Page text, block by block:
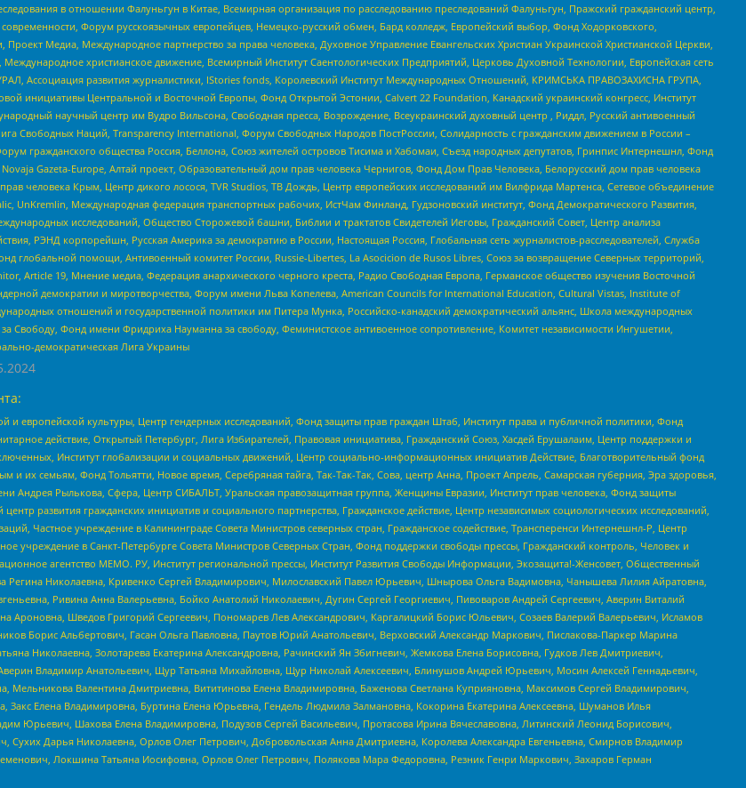
в отношении Фалуньгун в Китае, Всемирная организация по расследованию преследований Фалуньгун, Пражский гражданский центр,
Форум русскоязычных европейцев, Немецко-русский обмен, Бард колледж, Европейский выбор, Фонд Ходорковского,
Медиа, Международное партнерство за права человека, Духовное Управление Евангельских Христиан Украинской Христианской Церкви,
христианское движение, Всемирный Институт Саентологических Предприятий, Церковь Духовной Технологии, Европейская сеть
Ассоциация развития журналистики, IStories fonds, Королевский Институт Международных Отношений, КРИМСЬКА ПРАВОЗАХИСНА ГРУПА,
инициативы Центральной и Восточной Европы, Фонд Открытой Эстонии, Calvert 22 Foundation, Канадский украинский конгресс, Институт
научный центр им Вудро Вильсона, Свободная пресса, Возрождение, Всеукраинский духовный центр , Риддл, Русский антивоенный
Свободных Наций, Transparеncy International, Форум Свободных Народов ПостРоссии, Солидарность с гражданским движением в России –
гражданского общества Россия, Беллона, Союз жителей островов Тисима и Хабомаи, Съезд народных депутатов, Гринпис Интернешнл, Фонд
Gazeta-Europe, Алтай проект, Образовательный дом прав человека Чернигов, Фонд Дом Прав Человека, Белорусский дом прав человека
человека Крым, Центр дикого лосося, TVR Studios, ТВ Дождь, Центр европейских исследований им Вилфрида Мартенса, Сетевое объединение
UnKremlin, Международная федерация транспортных рабочих, ИстЧам Финланд, Гудзоновский институт, Фонд Демократического Развития,
исследований, Общество Сторожевой башни, Библии и трактатов Свидетелей Иеговы, Гражданский Совет, Центр анализа
РЭНД корпорейшн, Русская Америка за демократию в России, Настоящая Россия, Глобальная сеть журналистов-расследователей, Служба
глобальной помощи, Антивоенный комитет России, Russie-Libertes, La Asocicion de Rusos Libres, Союз за возвращение Северных территорий,
Article 19, Мнение медиа, Федерация анархического черного креста, Радио Свободная Европа, Германское общество изучения Восточной
демократии и миротворчества, Форум имени Льва Копелева, American Councils for International Education, Cultural Vistas, Institute of
отношений и государственной политики им Питера Мунка, Российско-канадский демократический альянс, Школа международных
Фонд имени Фридриха Науманна за свободу, Феминистское антивоенное сопротивление, Комитет независимости Ингушетии,
демократическая Лига Украины
европейской культуры, Центр гендерных исследований, Фонд защиты прав граждан Штаб, Институт права и публичной политики, Фонд
действие, Открытый Петербург, Лига Избирателей, Правовая инициатива, Гражданский Союз, Хасдей Ерушалаим, Центр поддержки и
Институт глобализации и социальных движений, Центр социально-информационных инициатив Действие, Благотворительный фонд
их семьям, Фонд Тольятти, Новое время, Серебряная тайга, Так-Так-Так, Сова, центр Анна, Проект Апрель, Самарская губерния, Эра здоровья,
Андрея Рылькова, Сфера, Центр СИБАЛЬТ, Уральская правозащитная группа, Женщины Евразии, Институт прав человека, Фонд защиты
развития гражданских инициатив и социального партнерства, Гражданское действие, Центр независимых социологических исследований,
Частное учреждение в Калининграде Совета Министров северных стран, Гражданское содействие, Трансперенси Интернешнл-Р, Центр
учреждение в Санкт-Петербурге Совета Министров Северных Стран, Фонд поддержки свободы прессы, Гражданский контроль, Человек и
агентство МЕМО. РУ, Институт региональной прессы, Институт Развития Свободы Информации, Экозащита!-Женсовет, Общественный
Регина Николаевна, Кривенко Сергей Владимирович, Милославский Павел Юрьевич, Шнырова Ольга Вадимовна, Чанышева Лилия Айратовна,
Ривина Анна Валерьевна, Бойко Анатолий Николаевич, Дугин Сергей Георгиевич, Пивоваров Андрей Сергеевич, Аверин Виталий
Шведов Григорий Сергеевич, Пономарев Лев Александрович, Каргалицкий Борис Юльевич, Созаев Валерий Валерьевич, Исламов
Борис Альбертович, Гасан Ольга Павловна, Паутов Юрий Анатольевич, Верховский Александр Маркович, Пислакова-Паркер Марина
Николаевна, Золотарева Екатерина Александровна, Рачинский Ян Збигневич, Жемкова Елена Борисовна, Гудков Лев Дмитриевич,
Владимир Анатольевич, Щур Татьяна Михайловна, Щур Николай Алексеевич, Блинушов Андрей Юрьевич, Мосин Алексей Геннадьевич,
Валентина Дмитриевна, Вититинова Елена Владимировна, Баженова Светлана Куприяновна, Максимов Сергей Владимирович,
Закс Елена Владимировна, Буртина Елена Юрьевна, Гендель Людмила Залмановна, Кокорина Екатерина Алексеевна, Шуманов Илья
Юрьевич, Шахова Елена Владимировна, Подузов Сергей Васильевич, Протасова Ирина Вячеславовна, Литинский Леонид Борисович,
Дарья Николаевна, Орлов Олег Петрович, Добровольская Анна Дмитриевна, Королева Александра Евгеньевна, Смирнов Владимир
Локшина Татьяна Иосифовна, Орлов Олег Петрович, Полякова Мара Федоровна, Резник Генри Маркович, Захаров Герман